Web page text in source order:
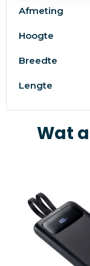
Afmeting
Hoogte
Breedte
Lengte
Wat